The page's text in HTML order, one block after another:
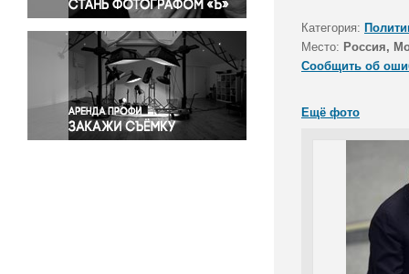
Религия
Светская жизнь
Спорт
Экология
Экономика и бизнес
Категория:
Место: Россия,
Сообщить об
Ещё фото